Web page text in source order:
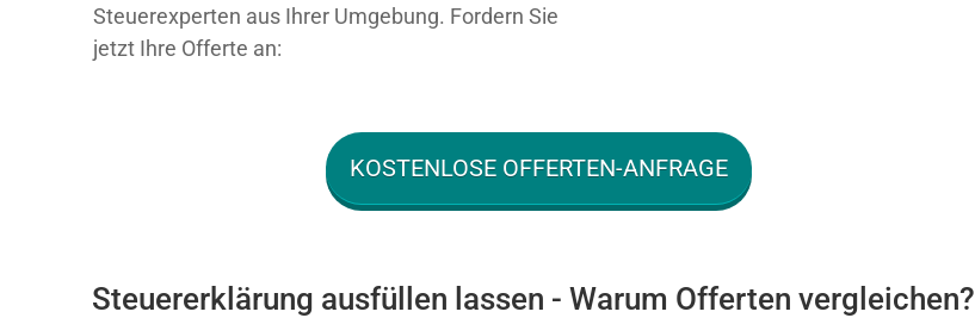
Steuerexperten aus Ihrer Umgebung. Fordern Sie
jetzt Ihre Offerte an:
KOSTENLOSE OFFERTEN-ANFRAGE
Steuererklärung ausfüllen lassen - Warum Offerten vergleichen?